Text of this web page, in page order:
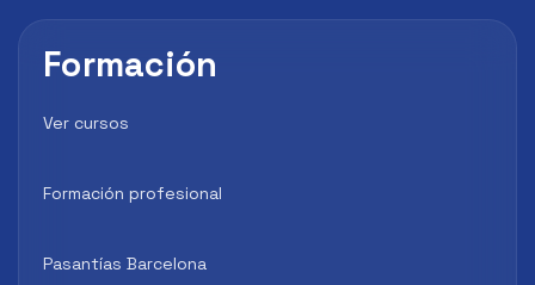
Formación
Ver cursos
Formación profesional
Pasantías Barcelona